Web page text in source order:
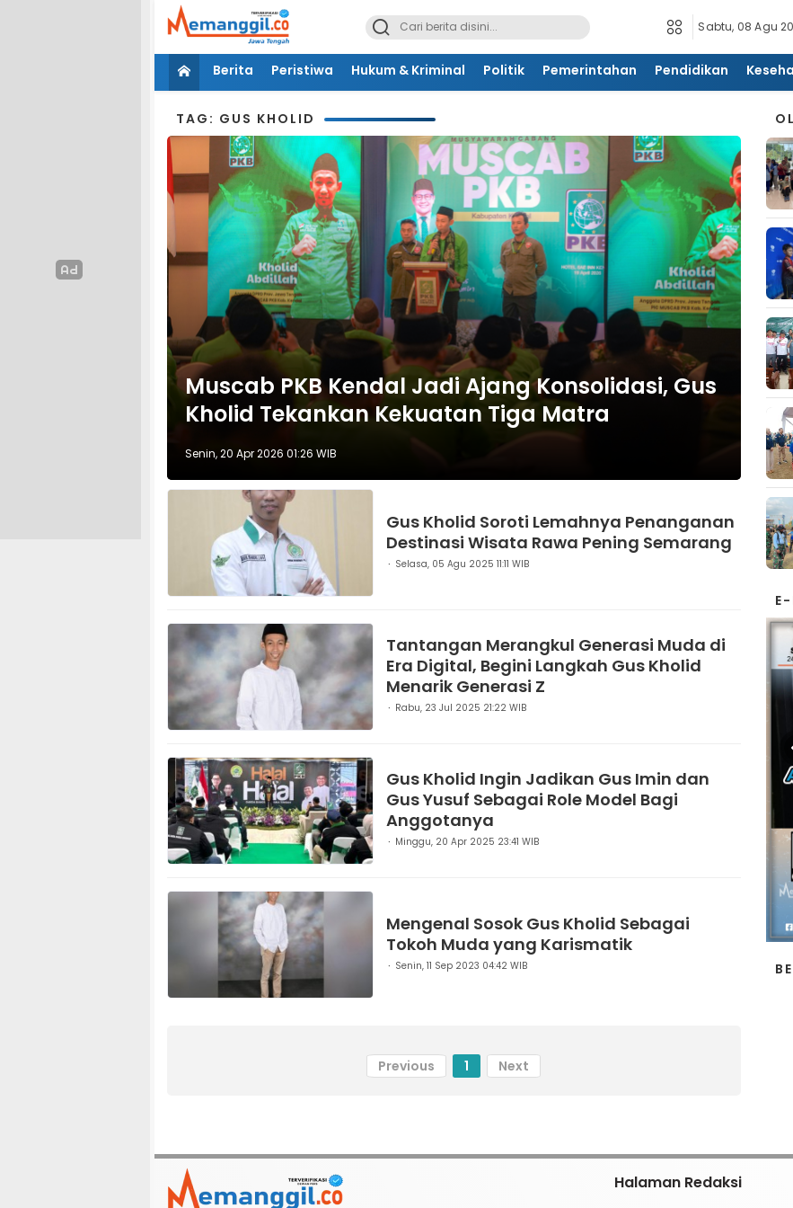
Sabtu, 08 Agu
Berita Peristiwa Hukum & Kriminal Politik Pemerintahan Pendidikan
TAG: GUS KHOLID
Muscab PKB Kendal Jadi Ajang Konsolidasi, Gus
Kholid Tekankan Kekuatan Tiga Matra
Senin, 20 Apr 2026 01:26 WIB
Gus Kholid Soroti Lemahnya Penanganan
Destinasi Wisata Rawa Pening Semarang
Selasa, 05 Agu 2025 11:11 WIB
Tantangan Merangkul Generasi Muda di
Era Digital, Begini Langkah Gus Kholid
Menarik Generasi Z
Rabu, 23 Jul 2025 21:22 WIB
Gus Kholid Ingin Jadikan Gus Imin dan
Gus Yusuf Sebagai Role Model Bagi
Anggotanya
Minggu, 20 Apr 2025 23:41 WIB
Mengenal Sosok Gus Kholid Sebagai
Tokoh Muda yang Karismatik
Senin, 11 Sep 2023 04:42 WIB
Previous 1 Next
Halaman Redaksi